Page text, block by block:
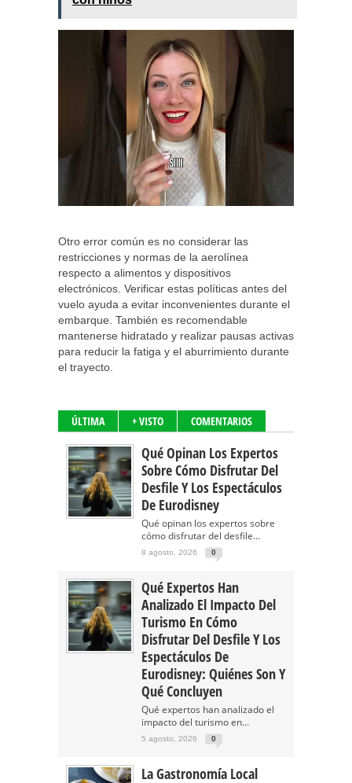
Otro error común es no considerar las
restricciones y normas de la aerolínea
respecto a alimentos y dispositivos
electrónicos. Verificar estas políticas antes del
vuelo ayuda a evitar inconvenientes durante el
embarque. También es recomendable
mantenerse hidratado y realizar pausas activas
para reducir la fatiga y el aburrimiento durante
el trayecto.
ÚLTIMA + VISTO COMENTARIOS
Qué Opinan Los Expertos
Sobre Cómo Disfrutar Del
Desfile Y Los Espectáculos
De Eurodisney
Qué opinan los expertos sobre
cómo disfrutar del desfile...
8 agosto, 2026 0
Qué Expertos Han
Analizado El Impacto Del
Turismo En Cómo
Disfrutar Del Desfile Y Los
Espectáculos De
Eurodisney: Quiénes Son Y
Qué Concluyen
Qué expertos han analizado el
impacto del turismo en...
5 agosto, 2026 0
La Gastronomía Local